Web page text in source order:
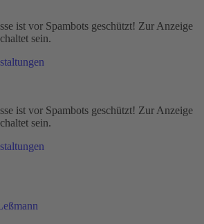
ist vor Spambots geschützt! Zur Anzeige
sein.
ist vor Spambots geschützt! Zur Anzeige
sein.